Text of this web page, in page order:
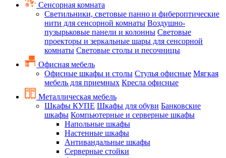
Сенсорная комната
Светильники, световые панно и фибероптические
нити для сенсорной комнаты Воздушно-
пузырьковые панели и колонны Световые
проекторы и зеркальные шары для сенсорной
комнаты Световые столы и песочницы
Офисная мебель
Офисные шкафы и столы Стулья офисные Мягкая
мебель для приемных Кресла офисные
Металлическая мебель
Шкафы КУПЕ Шкафы для обуви Банковские
шкафы Компьютерные и серверные шкафы
Напольные шкафы
Настенные шкафы
Антивандальные шкафы
Серверные стойки